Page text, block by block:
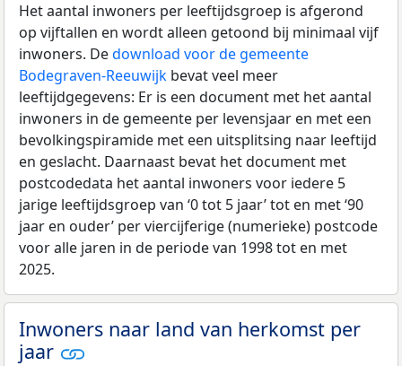
Het aantal inwoners per leeftijdsgroep is afgerond
op vijftallen en wordt alleen getoond bij minimaal vijf
inwoners. Dedownload voor de gemeente
Bodegraven-Reeuwijk bevat veel meer
leeftijdgegevens: Er is een document met het aantal
inwoners in de gemeente per levensjaar en met een
bevolkingspiramide met een uitsplitsing naar leeftijd
en geslacht. Daarnaast bevat het document met
postcodedata het aantal inwoners voor iedere 5
jarige leeftijdsgroep van ‘0 tot 5 jaar’ tot en met ‘90
jaar en ouder’ per viercijferige (numerieke) postcode
voor alle jaren in de periode van 1998 tot en met
2025.
Inwoners naar land van herkomst per
jaar